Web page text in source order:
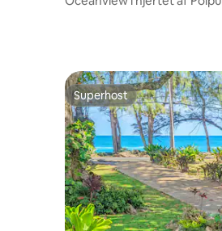
Superhost
Superhost